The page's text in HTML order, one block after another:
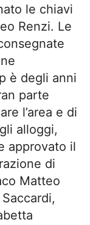
le chiavi
Renzi. Le
è degli anni
parte
l’area e di
alloggi,
approvato il
di
Matteo